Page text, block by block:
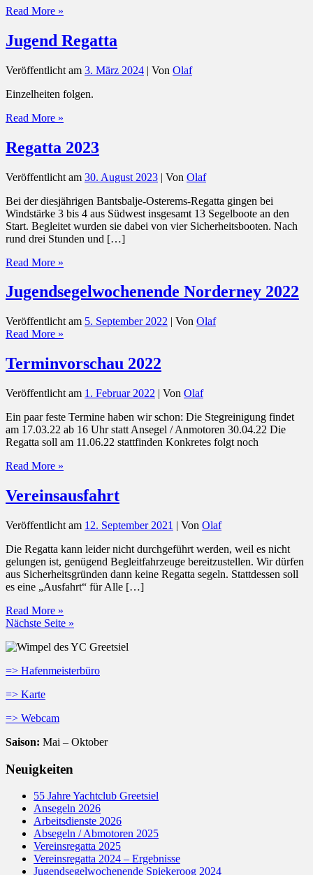
Read More »
Jugend Regatta
Veröffentlicht am 3. März 2024 | Von Olaf
Einzelheiten folgen.
Read More »
Regatta 2023
Veröffentlicht am 30. August 2023 | Von Olaf
Bei der diesjährigen Bantsbalje-Osterems-Regatta gingen bei
Windstärke 3 bis 4 aus Südwest insgesamt 13 Segelboote an den
Start. Begleitet wurden sie dabei von vier Sicherheitsbooten. Nach
rund drei Stunden und […]
Read More »
Jugendsegelwochenende Norderney 2022
Veröffentlicht am 5. September 2022 | Von Olaf
Read More »
Terminvorschau 2022
Veröffentlicht am 1. Februar 2022 | Von Olaf
Ein paar feste Termine haben wir schon: Die Stegreinigung findet
am 17.03.22 ab 16 Uhr statt Ansegel / Anmotoren 30.04.22 Die
Regatta soll am 11.06.22 stattfinden Konkretes folgt noch
Read More »
Vereinsausfahrt
Veröffentlicht am 12. September 2021 | Von Olaf
Die Regatta kann leider nicht durchgeführt werden, weil es nicht
gelungen ist, genügend Begleitfahrzeuge bereitzustellen. Wir dürfen
aus Sicherheitsgründen dann keine Regatta segeln. Stattdessen soll
es eine „Ausfahrt“ für Alle […]
Read More »
Nächste Seite »
=> Hafenmeisterbüro
=> Karte
=> Webcam
Saison: Mai – Oktober
Neuigkeiten
55 Jahre Yachtclub Greetsiel
Ansegeln 2026
Arbeitsdienste 2026
Absegeln / Abmotoren 2025
Vereinsregatta 2025
Vereinsregatta 2024 – Ergebnisse
Jugendsegelwochenende Spiekeroog 2024